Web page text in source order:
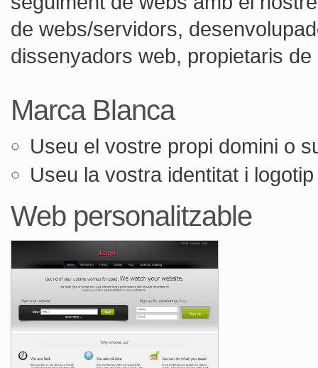
de webs/servidors,
dissenyadors web, propietaris
Marca Blanca
Useu el vostre propi domini o
Useu la vostra identitat i
Web personalitzable